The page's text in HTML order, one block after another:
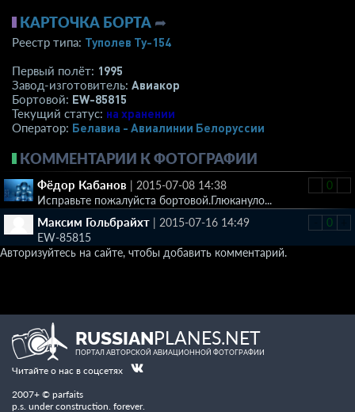
КАРТОЧКА БОРТА ➦
Реестр типа: Туполев Ту-154
Первый полёт: 1995
Завод-изготовитель: Авиакор
Бортовой: EW-85815
Текущий статус: на хранении
Оператор: Белавиа - Авиалинии Белоруссии
КОММЕНТАРИИ К ФОТОГРАФИИ
0
Фёдор Кабанов | 2015-07-08 14:38
Исправьте пожалуйста бортовой.Глюкануло...
0
Максим Гольбрайхт | 2015-07-16 14:49
EW-85815
Авторизуйтесь на сайте, чтобы добавить комментарий.
RUSSIANPLANES.NET
ПОРТАЛ АВТОРСКОЙ АВИАЦИОННОЙ ФОТОГРАФИИ
Читайте о нас в соцсетях
2007+ © parfaits
p.s. under construction. forever.